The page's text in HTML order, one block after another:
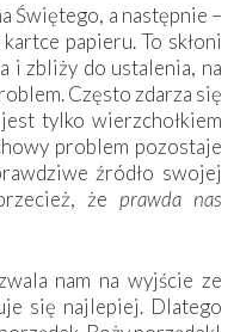
Świętego, a następnie –
papieru. To skłoni
i zbliży do ustalenia, na
Często zdarza się
tylko wierzchołkiem
problem pozostaje
źródło swojej
że prawda nas
nam na wyjście ze
się najlepiej. Dlatego